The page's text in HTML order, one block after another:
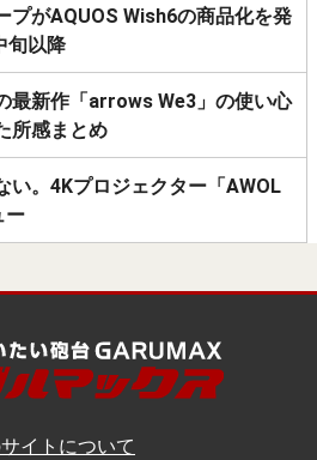
プがAQUOS Wish6の商品化を発
旬以降
最新作「arrows We3」の使い心
所感まとめ
い。4Kプロジェクター「AWOL
ー
イトについて